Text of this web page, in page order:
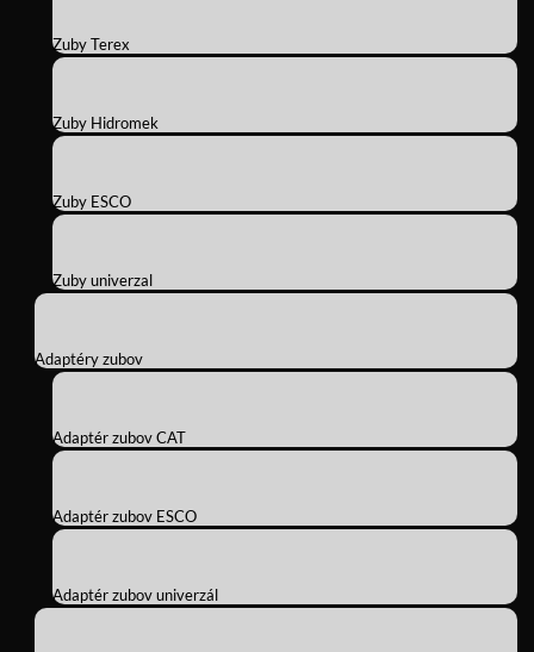
Zuby Terex
Zuby Hidromek
Zuby ESCO
Zuby univerzal
Adaptéry zubov
Adaptér zubov CAT
Adaptér zubov ESCO
Adaptér zubov univerzál